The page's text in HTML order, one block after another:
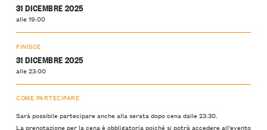
31 DICEMBRE 2025
alle 19:00
FINISCE
31 DICEMBRE 2025
alle 23:00
COME PARTECIPARE
Sarà possibile partecipare anche alla serata dopo cena dalle 23:30.
La prenotazione per la cena è obbligatoria poiché si potrà accedere all’evento